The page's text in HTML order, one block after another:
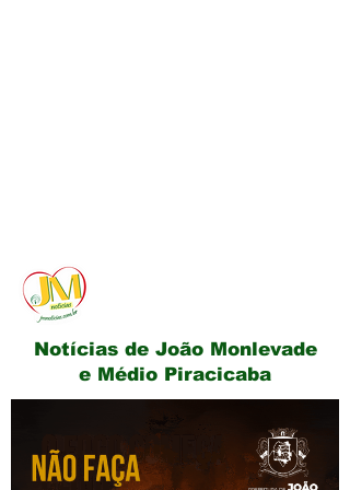
Notícias de João Monlevade
e Médio Piracicaba